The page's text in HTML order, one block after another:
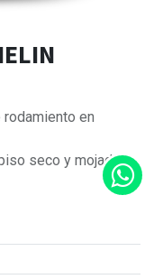
rodamiento en
seco y mojado